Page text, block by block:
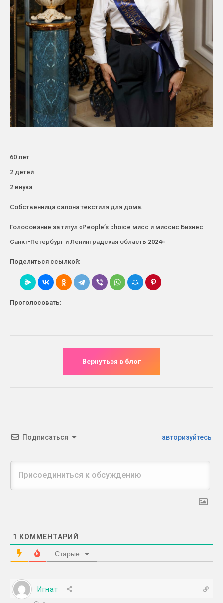
60 лет
2 детей
2 внука
Собственница салона текстиля для дома.
Голосование за титул «People’s choice мисс и миссис Бизнес
Санкт-Петербург и Ленинградская область 2024»
Поделиться ссылкой:
Проголосовать:
Подписаться авторизуйтесь
1 КОММЕНТАРИЙ
Старые
Игнат